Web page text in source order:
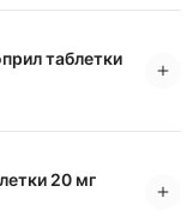
таблетки
20 мг